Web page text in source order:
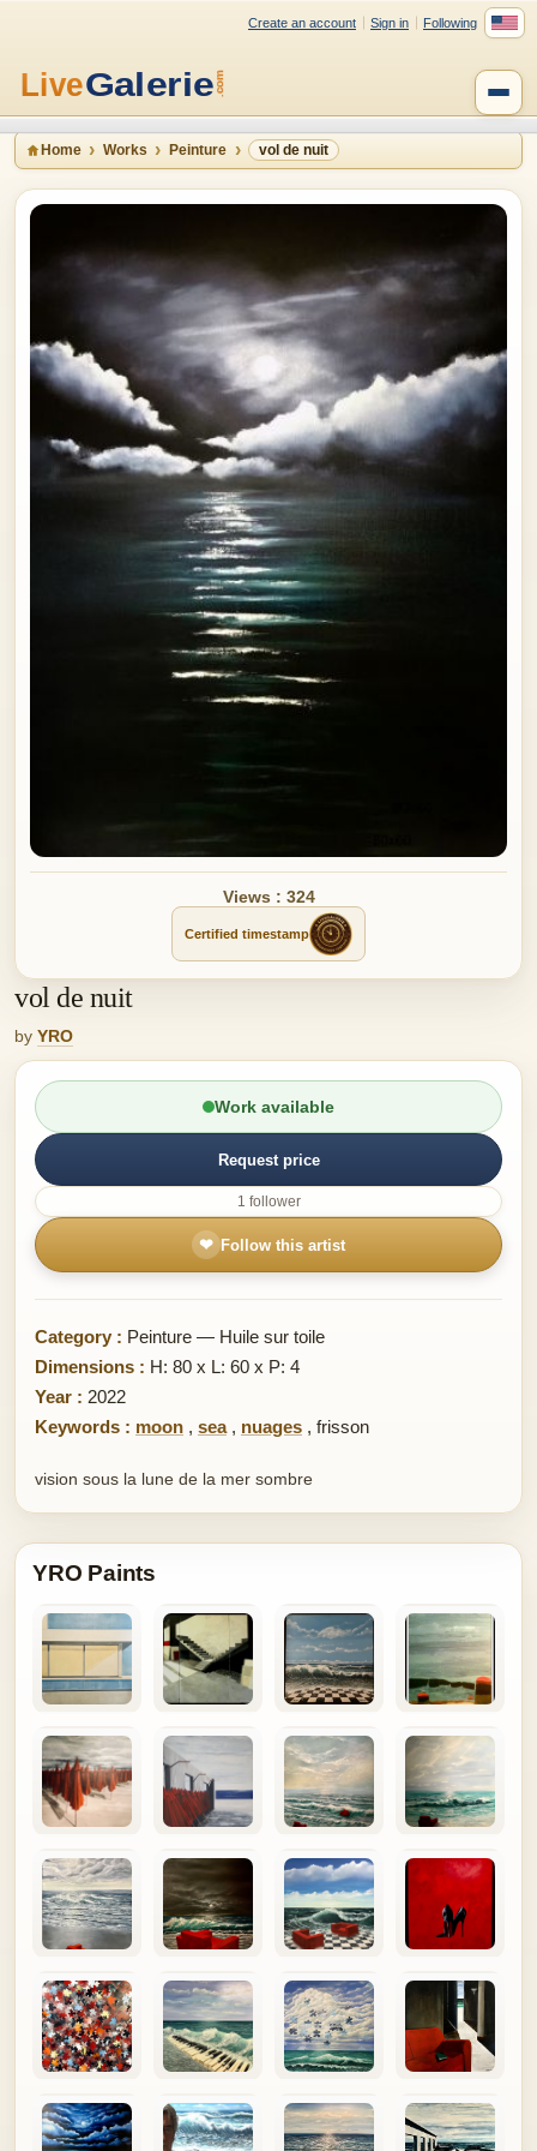
Create an account Sign in Following
Home Works Peinture vol de nuit
Views : 324
Certified timestamp
vol de nuit
by YRO
Work available
Request price
1 follower
❤ Follow this artist
Category : Peinture — Huile sur toile
Dimensions : H: 80 x L: 60 x P: 4
Year : 2022
Keywords : moon , sea, nuages , frisson
vision sous la lune de la mer sombre
YRO Paints